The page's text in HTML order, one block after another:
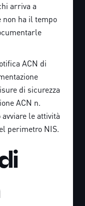
arriva a
non ha il tempo
ACN di
di sicurezza
ACN n.
le attività
perimetro NIS.